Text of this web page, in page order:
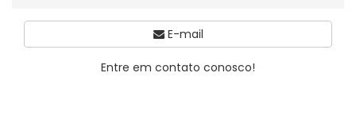
E-mail
Entre em contato conosco!